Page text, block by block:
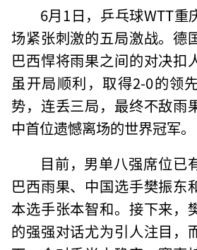
6月1日，乒乓球WTT重
场紧张刺激的五局激战。德
巴西悍将雨果之间的对决扣
虽开局顺利，取得2-0的领
势，连丢三局，最终不敌雨
中首位遗憾离场的世界冠军。
目前，男单八强席位已
巴西雨果、中国选手樊振东
本选手张本智和。接下来，
的强强对话尤为引人注目，